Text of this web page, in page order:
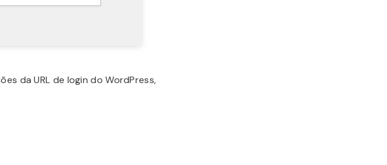
da URL de login do WordPress,